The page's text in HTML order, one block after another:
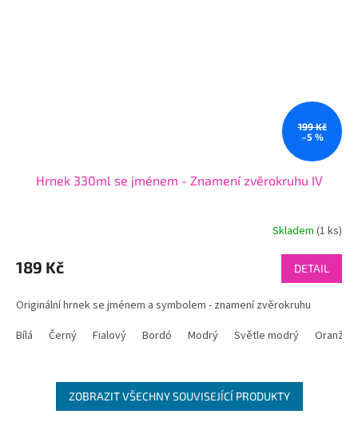
199 Kč
–5 %
Hrnek 330ml se jménem - Znamení zvěrokruhu IV
Skladem (1 ks)
189 Kč DETAIL
Originální hrnek se jménem a symbolem - znamení zvěrokruhu
Bílá
Černý Fialový Bordó Modrý Světle modrý
ZOBRAZIT VŠECHNY SOUVISEJÍCÍ PRODUKTY